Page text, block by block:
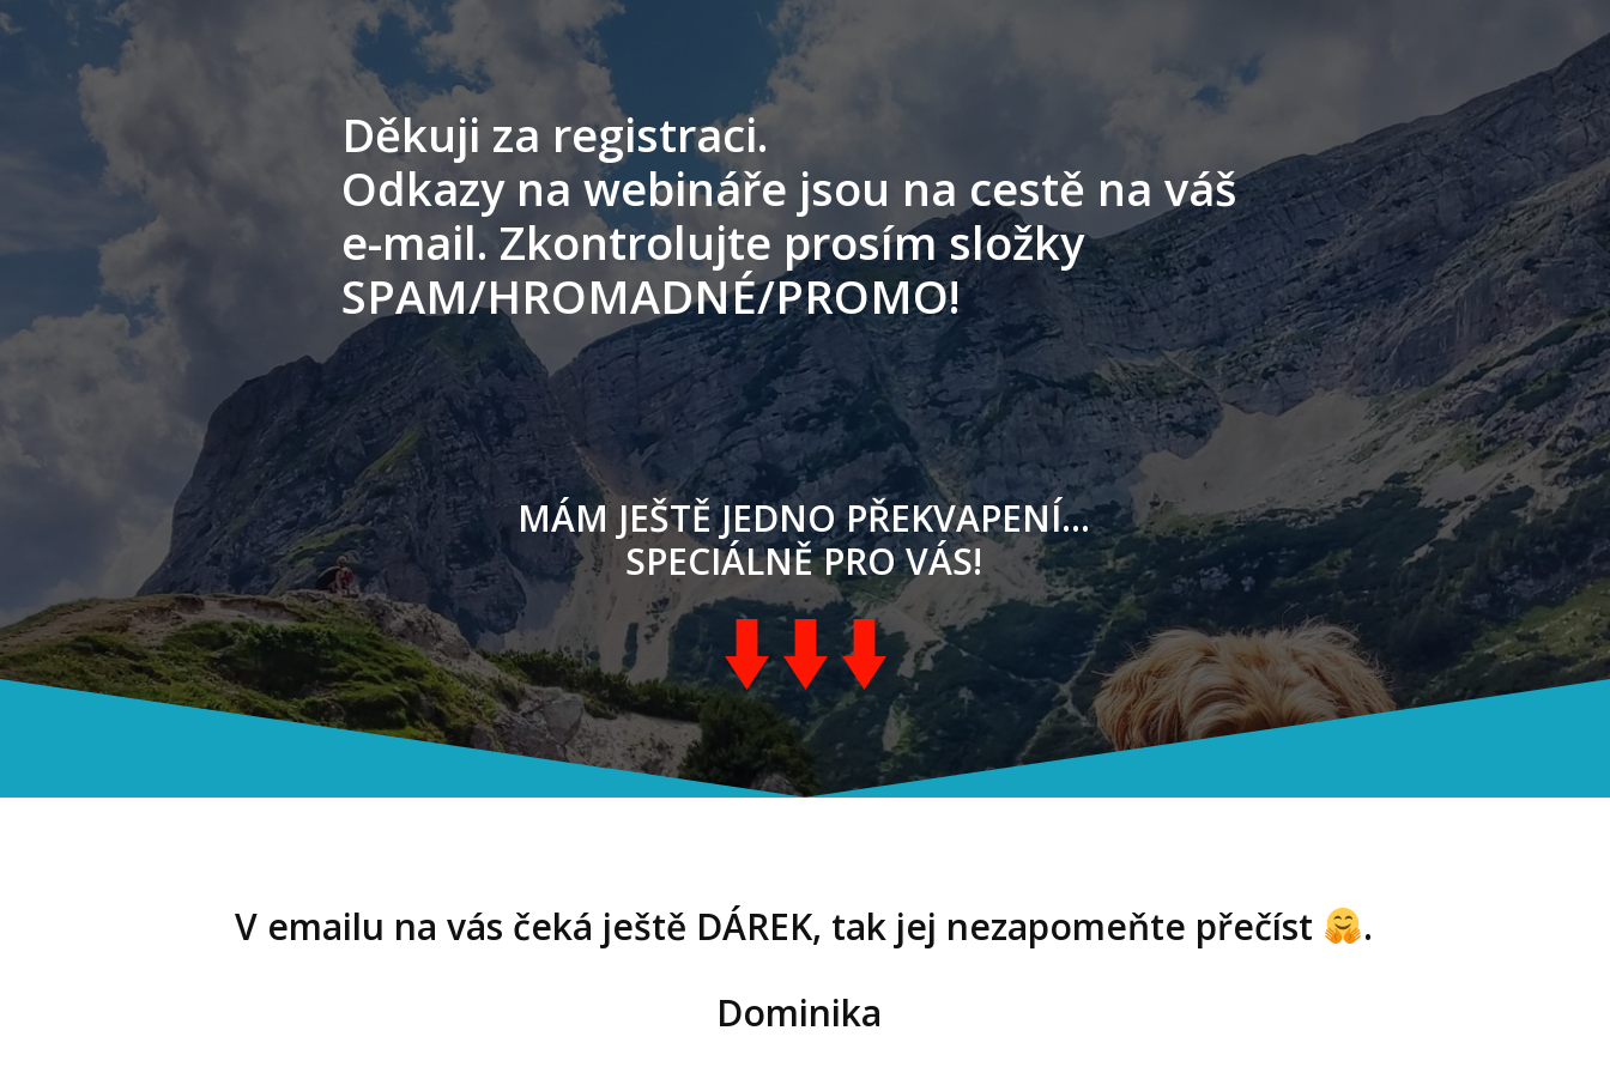
Děkuji za registraci.
Odkazy na webináře jsou na cestě na váš
e-mail. Zkontrolujte prosím složky
SPAM/HROMADNÉ/PROMO!
MÁM JEŠTĚ JEDNO PŘEKVAPENÍ...
SPECIÁLNĚ PRO VÁS!
V emailu na vás čeká ještě DÁREK, tak jej nezapomeňte přečíst
.
Dominika